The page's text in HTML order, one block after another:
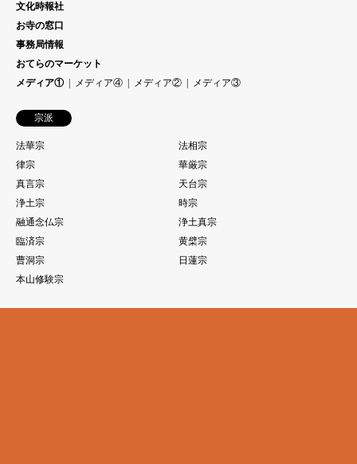
文化時報社
お寺の窓口
事務局情報
おてらのマーケット
メディア①
メディア④ メディア② メディア③
宗派
法華宗
法相宗
律宗
華厳宗
真言宗
天台宗
浄土宗
時宗
融通念仏宗
浄土真宗
臨済宗
黄檗宗
曹洞宗
日蓮宗
本山修験宗